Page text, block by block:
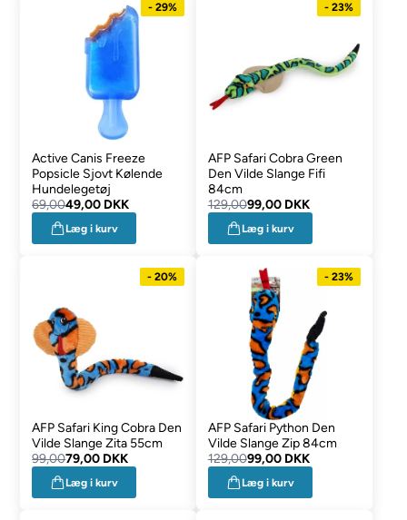
- 29%
Active Canis Freeze
Popsicle Sjovt Kølende
Hundelegetøj
69,0049,00 DKK
Læg i kurv
- 23%
AFP Safari Cobra Green
Den Vilde Slange Fifi
84cm
129,0099,00 DKK
Læg i kurv
- 20%
AFP Safari King Cobra Den
Vilde Slange Zita 55cm
99,0079,00 DKK
Læg i kurv
- 23%
AFP Safari Python Den
Vilde Slange Zip 84cm
129,0099,00 DKK
Læg i kurv